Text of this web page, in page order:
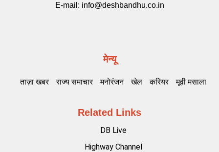
E-mail: info@deshbandhu.co.in
मेन्यू
ताज़ा खबर राज्य समाचार मनोरंजन खेल करियर मूवी मसाला
Related Links
DB Live
Highway Channel